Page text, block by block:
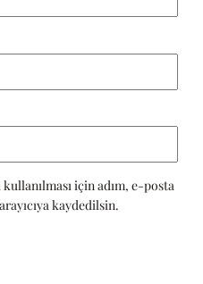
için adım, e-posta
kaydedilsin.